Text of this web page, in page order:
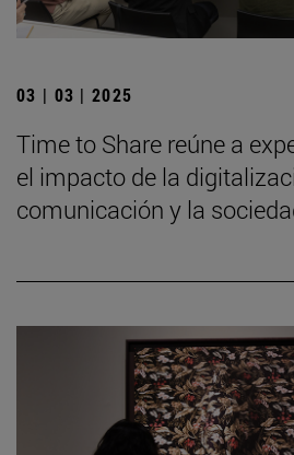
03 | 03 | 2025
Time to Share reúne a
el impacto de la
comunicación y la